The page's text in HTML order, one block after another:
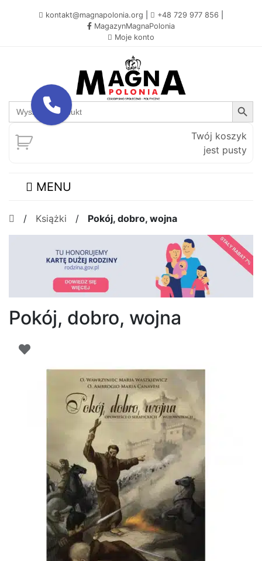
kontakt@magnapolonia.org +48 729 977 856
MagazynMagnaPolonia
Moje konto
Search
for:
Search Button
Twój koszyk
jest pusty
MENU
/ Książki / Pokój, dobro, wojna
Pokój, dobro, wojna